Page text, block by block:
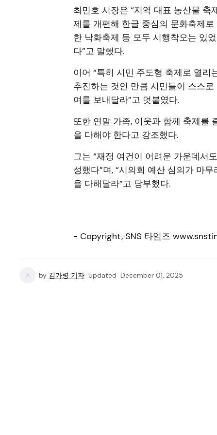
최민호 시장은 “지역 대표 농산물 축
제를 개편해 한글 중심의 문화축제
한 낙화축제 등 모두 시행착오는 있
다”고 말했다.
이어 “특히 시민 주도형 축제로 열리
추진하는 것인 만큼 시민들이 스스
여를 보내달라”고 덧붙였다.
또한 연말 가족, 이웃과 함께 축제를
을 다해야 한다고 강조했다.
그는 “재정 여건이 어려운 가운데서
성했다”며, “시의회 예산 심의가 마
을 다해달라”고 당부했다.
- Copyright, SNS 타임즈
by 김가령 기자 Updated December 01, 2025